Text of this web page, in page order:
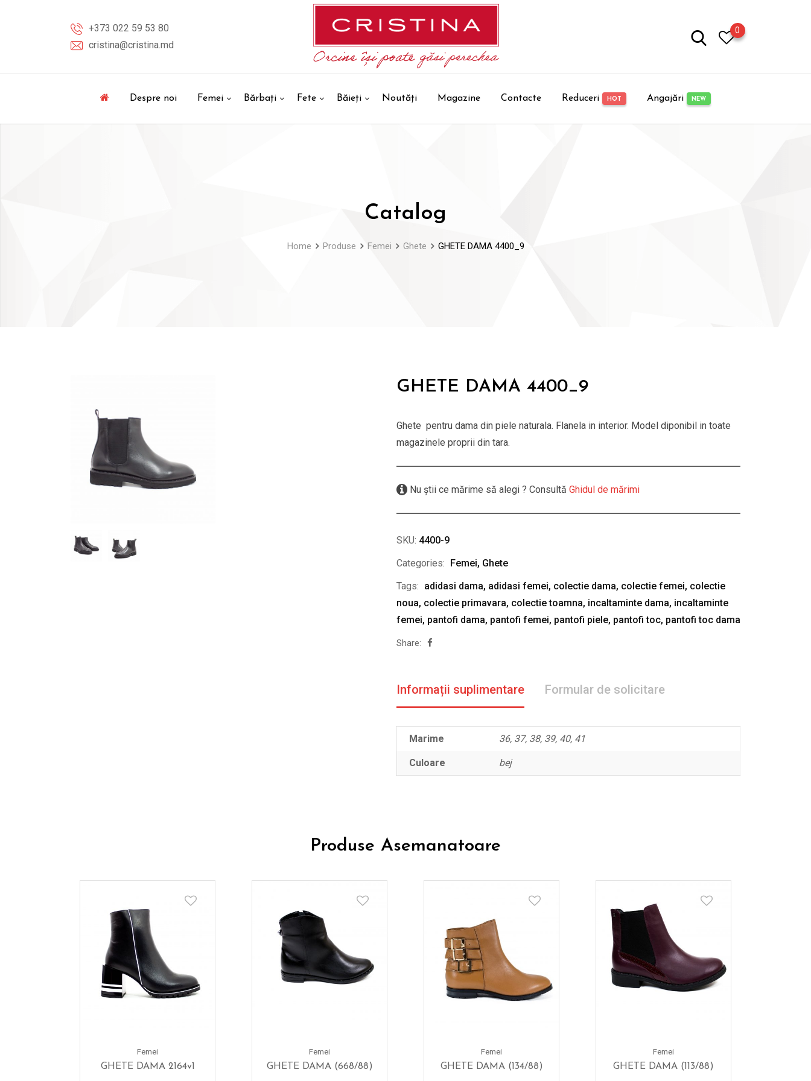
+373 022 59 53 80
cristina@cristina.md
0
Despre noi Femei Bărbați Fete Băieți Noutăți Magazine Contacte Reduceri HOT Angajări NEW
Catalog
Home Produse Femei Ghete GHETE DAMA 4400_9
GHETE DAMA 4400_9
Ghete pentru dama din piele naturala. Flanela in interior. Model diponibil in toate
magazinele proprii din tara.
Nu știi ce mărime să alegi ? Consultă Ghidul de mărimi
SKU: 4400-9
Categories: Femei, Ghete
Tags: adidasi dama, adidasi femei, colectie dama, colectie femei, colectie
noua, colectie primavara, colectie toamna, incaltaminte dama, incaltaminte
femei, pantofi dama, pantofi femei, pantofi piele, pantofi toc, pantofi toc dama
Share:
Informații suplimentare Formular de solicitare
Marime 36, 37, 38, 39, 40, 41
Culoare bej
Produse Asemanatoare
Femei
GHETE DAMA 2164v1
Femei
GHETE DAMA (668/88)
Femei
GHETE DAMA (134/88)
Femei
GHETE DAMA (113/88)